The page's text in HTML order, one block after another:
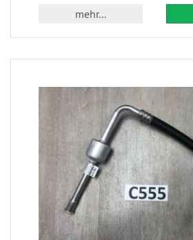
mehr...